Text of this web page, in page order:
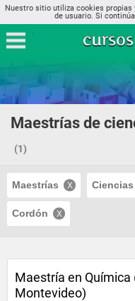
Nuestro sitio utiliza cookies propias
de usuario. Si
Maestrías de
(1)
Maestrías
Cordón
Maestría en Química
Montevideo)